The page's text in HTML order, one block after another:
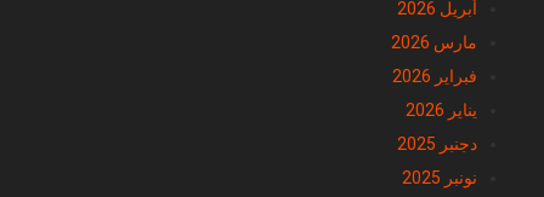
أبريل 2026
مارس 2026
فبراير 2026
يناير 2026
دجنبر 2025
نونبر 2025